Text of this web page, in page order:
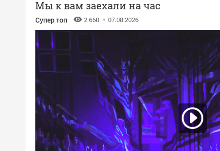
Мы к вам заехали на час
Супер топ 2 660 07.08.2026